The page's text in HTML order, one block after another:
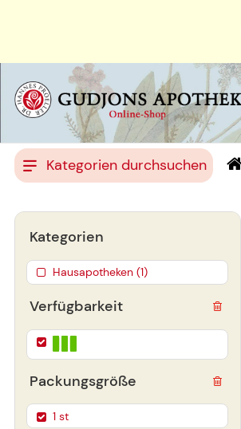
Kategorien durchsuchen
Verfügbarkeit
Packungsgröße
1 st
Kategorien
Hausapotheken (1)